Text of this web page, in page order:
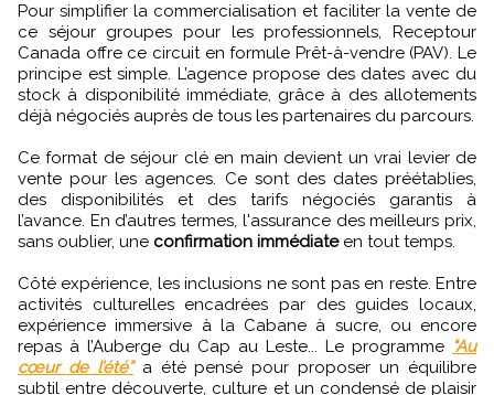
Pour simplifier la commercialisation et faciliter la vente de
ce séjour groupes pour les professionnels, Receptour
Canada offre ce circuit en formule Prêt-à-vendre (PAV). Le
principe est simple. L’agence propose des dates avec du
stock à disponibilité immédiate, grâce à des allotements
déjà négociés auprès de tous les partenaires du parcours.
Ce format de séjour clé en main devient un vrai levier de
vente pour les agences. Ce sont des dates préétablies,
des disponibilités et des tarifs négociés garantis à
l’avance. En d’autres termes, l'assurance des meilleurs prix,
sans oublier, une confirmation immédiateen tout temps.
Côté expérience, les inclusions ne sont pas en reste. Entre
activités culturelles encadrées par des guides locaux,
expérience immersive à la Cabane à sucre, ou encore
repas à l’Auberge du Cap au Leste... Le programme "Au
cœur de l’été”a été pensé pour proposer un équilibre
subtil entre découverte, culture et un condensé de plaisir